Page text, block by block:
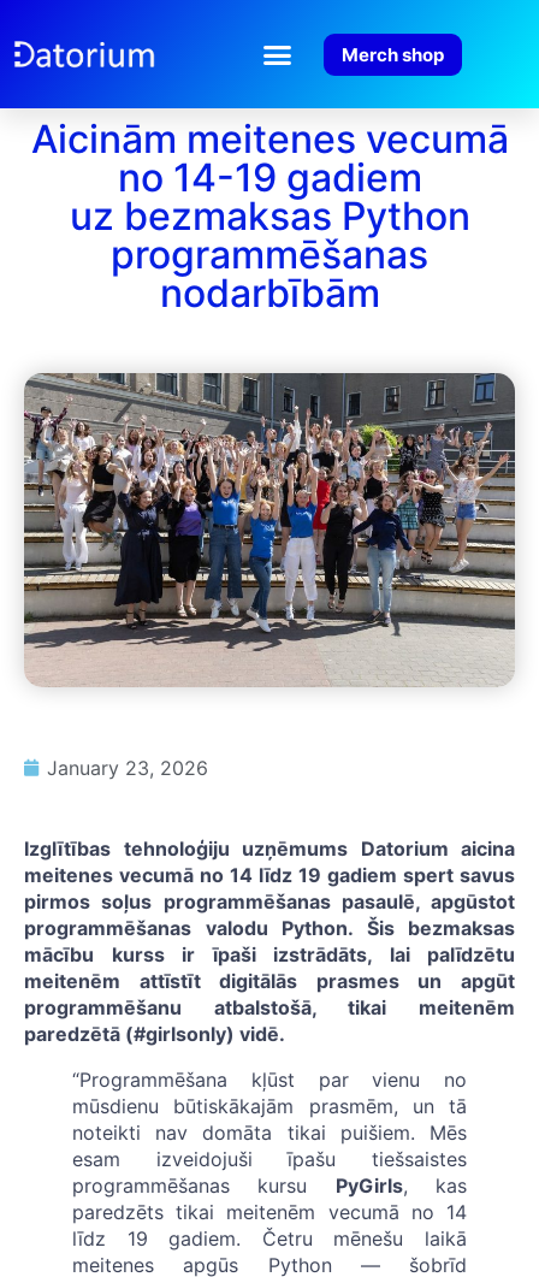
Merch shop
Aicinām meitenes vecumā
no 14-19 gadiem
uz bezmaksas Python
programmēšanas
nodarbībām
January 23, 2026
Izglītības tehnoloģiju uzņēmums Datorium aicina
meitenes vecumā no 14 līdz 19 gadiem spert savus
pirmos soļus programmēšanas pasaulē, apgūstot
programmēšanas valodu Python. Šis bezmaksas
mācību kurss ir īpaši izstrādāts, lai palīdzētu
meitenēm attīstīt digitālās prasmes un apgūt
programmēšanu atbalstošā, tikai meitenēm
paredzētā (#girlsonly) vidē.
“Programmēšana kļūst par vienu no
mūsdienu būtiskākajām prasmēm, un tā
noteikti nav domāta tikai puišiem. Mēs
esam izveidojuši īpašu tiešsaistes
programmēšanas kursu PyGirls, kas
paredzēts tikai meitenēm vecumā no 14
līdz 19 gadiem. Četru mēnešu laikā
meitenes apgūs Python — šobrīd